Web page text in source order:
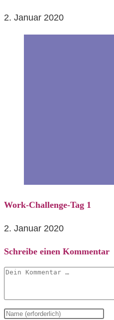
2. Januar 2020
Work-Challenge-Tag 1
2. Januar 2020
Schreibe einen Kommentar
Kommentar
Gib